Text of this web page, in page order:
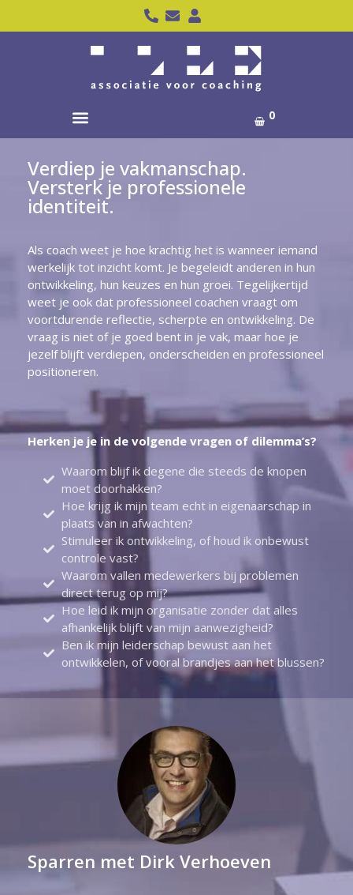
0
Verdiep je vakmanschap.
Versterk je professionele
identiteit.
Als coach weet je hoe krachtig het is wanneer iemand
werkelijk tot inzicht komt. Je begeleidt anderen in hun
ontwikkeling, hun keuzes en hun groei. Tegelijkertijd
weet je ook dat professioneel coachen vraagt om
voortdurende reflectie, scherpte en ontwikkeling. De
vraag is niet of je goed bent in je vak, maar hoe je
jezelf blijft verdiepen, onderscheiden en professioneel
positioneren.
Herken je je in de volgende vragen of dilemma’s?
Waarom blijf ik degene die steeds de knopen
moet doorhakken?
Hoe krijg ik mijn team echt in eigenaarschap in
plaats van in afwachten?
Stimuleer ik ontwikkeling, of houd ik onbewust
controle vast?
Waarom vallen medewerkers bij problemen
direct terug op mij?
Hoe leid ik mijn organisatie zonder dat alles
afhankelijk blijft van mijn aanwezigheid?
Ben ik mijn leiderschap bewust aan het
ontwikkelen, of vooral brandjes aan het blussen?
Sparren met Dirk Verhoeven